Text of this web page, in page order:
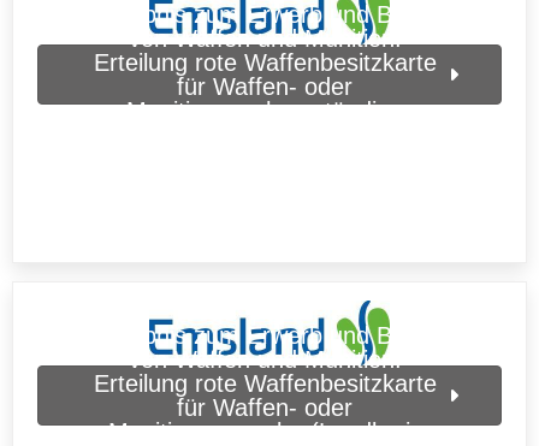
Erlaubnis zum Erwerb und Besitz
von Waffen und Munition:
Erteilung rote Waffenbesitzkarte
für Waffen- oder
Munitionssachverständige
Erlaubnis zum Erwerb und Besitz
von Waffen und Munition:
Erteilung rote Waffenbesitzkarte
für Waffen- oder
Munitionssammler (Landkreis